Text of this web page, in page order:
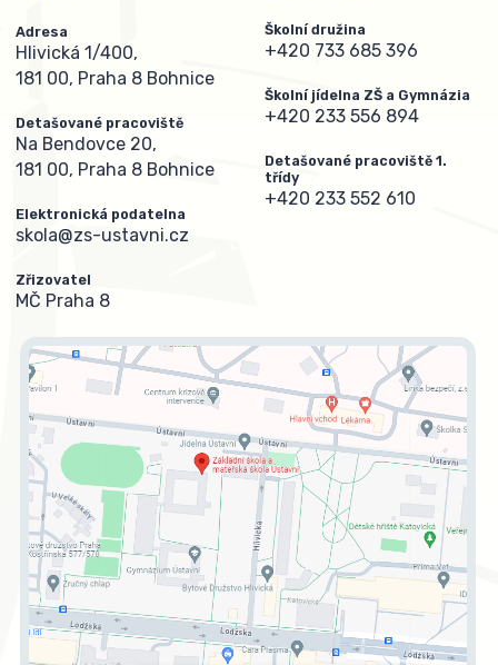
Adresa
Hlivická 1/400,
181 00, Praha 8 Bohnice
Detašované pracoviště
Na Bendovce 20,
181 00, Praha 8 Bohnice
Elektronická podatelna
skola@zs-ustavni.cz
Zřizovatel
MČ Praha 8
Školní družina
+420 733 685 396
Školní jídelna ZŠ a Gymnázia
+420 233 556 894
Detašované pracoviště 1.
třídy
+420 233 552 610